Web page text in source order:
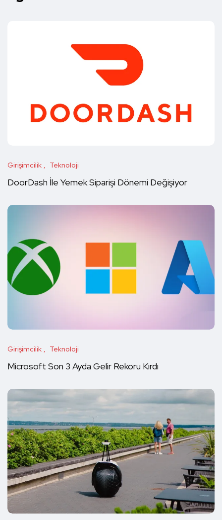
Girişimcilik Teknoloji
DoorDash İle Yemek Siparişi Dönemi Değişiyor
Girişimcilik Teknoloji
Microsoft Son 3 Ayda Gelir Rekoru Kırdı